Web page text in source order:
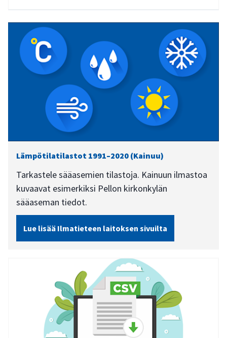
Lämpötilatilastot 1991–2020 (Kainuu)
Tarkastele sääasemien tilastoja. Kainuun ilmastoa
kuvaavat esimerkiksi Pellon kirkonkylän
sääaseman tiedot.
Lue lisää Ilmatieteen laitoksen sivuilta